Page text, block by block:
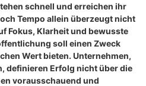
schnell und erreichen ihr
Tempo allein überzeugt nicht
Fokus, Klarheit und bewusste
soll einen Zweck
Wert bieten. Unternehmen,
definieren Erfolg nicht über die
vorausschauend und